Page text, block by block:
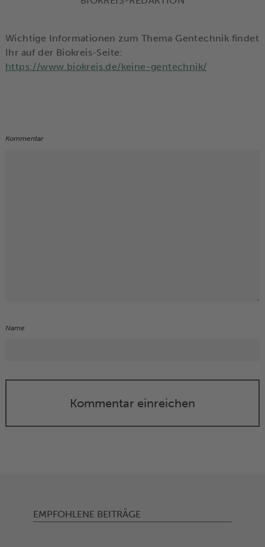
Wichtige Informationen zum Thema Gentechnik findet
Ihr auf der Biokreis-Seite:
https://www.biokreis.de/keine-gentechnik/
Kommentar
Name
Kommentar einreichen
EMPFOHLENE BEITRÄGE